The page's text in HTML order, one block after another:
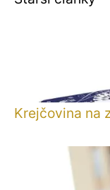
Krejčovina na